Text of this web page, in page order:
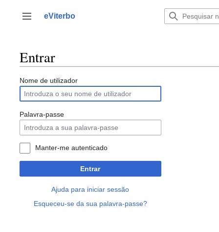
para
Alternar barra lateral
eViterbo
Entrar
Nome de utilizador
Palavra-passe
Manter-me autenticado
Entrar
Ajuda para iniciar sessão
Esqueceu-se da sua palavra-passe?